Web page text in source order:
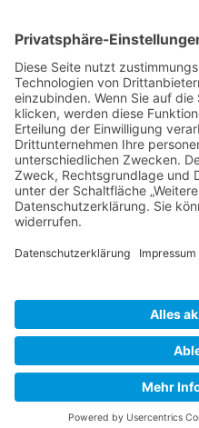
 (+49) 08231

Weitere Seiten
Jobs
haug® bürsten KG •
Datenschutz
| AGB |